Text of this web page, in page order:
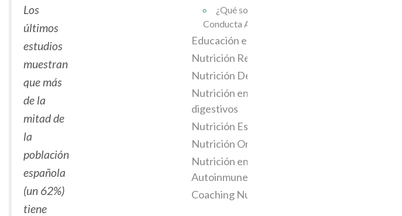
Los
últimos
estudios
muestran
que más
de la
mitad de
la
población
española
(un 62%)
tiene
¿Qué son los Trastornos de la
Conducta Alimentaria?
Educación en Diabetes
Nutrición Reproductiva
Nutrición Deportiva
Nutrición en transtornos
digestivos
Nutrición Especializada
Nutrición Oncológica
Nutrición en Enfermedades
Autoinmunes
Coaching Nutricional